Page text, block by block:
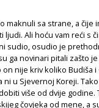
maknuli sa strane, a
ljudi. Ali hoću vam reći s
sudio, osudio je
ga novinari pitali zašto
nije kriv koliko Budiša
ni u Sjevernoj Koreji.
više od dvije
čovjeka od mene, a